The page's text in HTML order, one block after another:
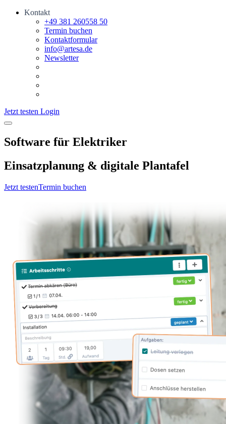
Kontakt
+49 381 260558 50
Termin buchen
Kontaktformular
info@artesa.de
Newsletter
Jetzt testen Login
Software für Elektriker
Einsatzplanung & digitale Plantafel
Jetzt testenTermin buchen